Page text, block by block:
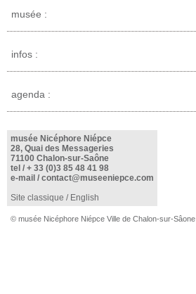
musée :
infos :
agenda :
musée Nicéphore Niépce
28, Quai des Messageries
71100 Chalon-sur-Saône
tel / + 33 (0)3 85 48 41 98
e-mail / contact@museeniepce.com
Site classique / English
© musée Nicéphore Niépce Ville de Chalon-sur-Sâone